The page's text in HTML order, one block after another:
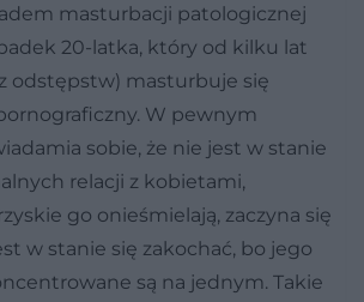
masturbacji patologicznej
20-latka, który od kilku lat
odstępstw) masturbuje się
W pewnym
sobie, że nie jest w stanie
relacji z kobietami,
go onieśmielają, zaczyna się
w stanie się zakochać, bo jego
są na jednym. Takie